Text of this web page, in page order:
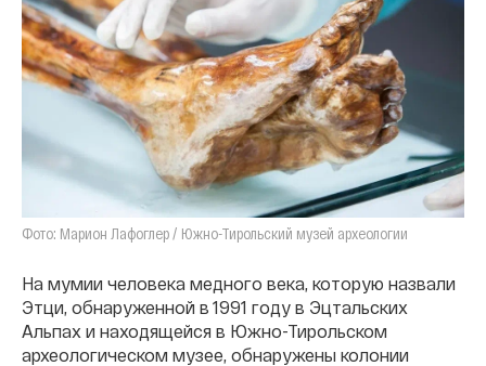
Фото: Марион Лафоглер / Южно-Тирольский музей археологии
На мумии человека медного века, которую назвали
Этци, обнаруженной в 1991 году в Эцтальских
Альпах и находящейся в Южно-Тирольском
археологическом музее, обнаружены колонии